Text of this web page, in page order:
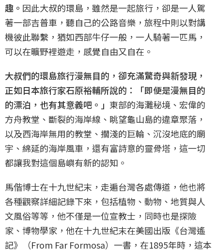
趣。 因此大叔的環島，雖然是一起旅行，卻是一人駕
著一部吉普車，聽自己的公路音樂，旅程中則以對講
機彼此聯繫，猶如西部牛仔一般，一人騎著一匹馬，
可以在曠野裡遊走，感覺自由又自在。
大叔們的環島旅行漫無目的，卻充滿驚奇與新發現，
正如日本旅行家石原裕輔所說的：「即便是漫無目的
的漂泊，也有其意義吧。」 東部的海灘秘境、宏偉的
方舟教堂、斷裂的海岸線、眺望龜山島的違章聚落，
以及西海岸無用的教堂、擱淺的巨輪、沉沒地底的廟
宇、綿延的海岸風車，還有富詩意的靈骨塔，這一切
都讓我對這個島嶼有新的認知。
馬偕博士在十九世紀末，走遍台灣各處傳道，他也將
各種觀察詳細記錄下來，包括植物、動物、地質與人
文風俗等等，他不僅是一位宣教士，同時也是探險
家、博物學家，他在十九世紀末在美國出版《台灣遙
記》（From Far Formosa）一書，在1895年時，這本